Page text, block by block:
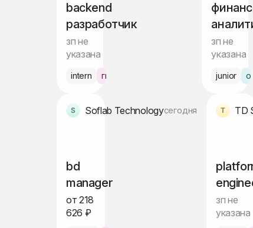
backend
разработчик
зп не
указана
intern гибрид Варшава
зп не
указана
junior
Soflab Technologyсегодня
bd
manager
от 218
626 ₽
TD
зп не
указана